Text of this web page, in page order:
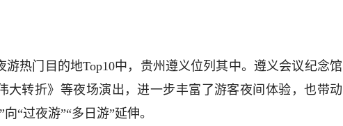
游热门目的地Top10中，贵州遵义位列其中。遵义会议纪念馆
大转折》等夜场演出，进一步丰富了游客夜间体验，也带动
“过夜游”“多日游”延伸。